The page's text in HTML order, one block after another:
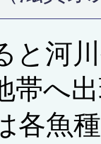
と河
帯へ
各魚